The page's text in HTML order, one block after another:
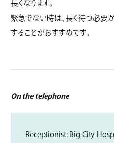
長くなります。
緊急でない時は、長く待つ必要
することがおすすめです。
On the telephone
Receptionist: Big City